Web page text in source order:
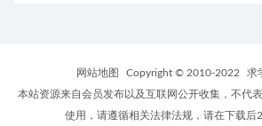
网站地图 Copyright © 2010-2022 求
本站资源来自会员发布以及互联网公开收集，不代
使用，请遵循相关法律法规，请在下载后